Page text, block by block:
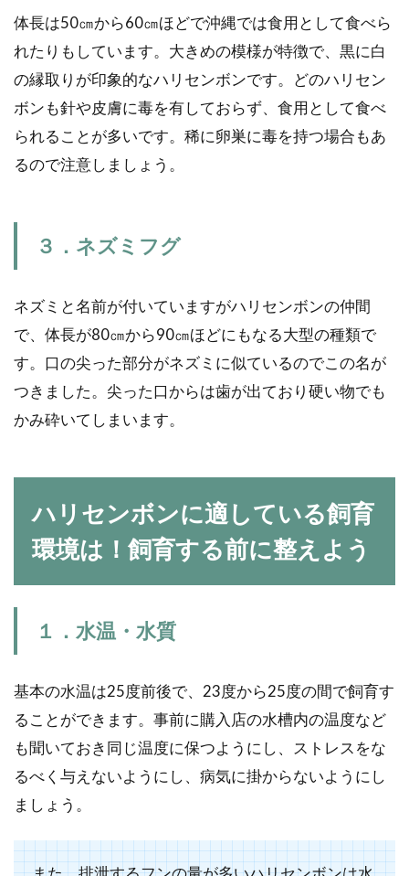
いカニですが、長期飼育を...
丈夫なサンゴ５選、基礎知識を
身に着ければ飼育は初心者でも
可能
者には難しく感じるサンゴ飼育ですが、
イモリ飼育ならテラリウムが最
適。簡単な作り方と道具やレイ
アウト
た
ピラニアといえば鋭い歯で人を襲う印象
ラニアの種類によっては歯さえ...
体長は50㎝から60㎝ほどで沖縄では食用として食べら
れたりもしています。大きめの模様が特徴で、黒に白
の縁取りが印象的なハリセンボンです。どのハリセン
ボンも針や皮膚に毒を有しておらず、食用として食べ
られることが多いです。稀に卵巣に毒を持つ場合もあ
るので注意しましょう。
３．ネズミフグ
ネズミと名前が付いていますがハリセンボンの仲間
で、体長が80㎝から90㎝ほどにもなる大型の種類で
す。口の尖った部分がネズミに似ているのでこの名が
つきました。尖った口からは歯が出ており硬い物でも
かみ砕いてしまいます。
ハリセンボンに適している飼育
環境は！飼育する前に整えよう
１．水温・水質
基本の水温は25度前後で、23度から25度の間で飼育す
ることができます。事前に購入店の水槽内の温度など
も聞いておき同じ温度に保つようにし、ストレスをな
るべく与えないようにし、病気に掛からないようにし
ましょう。